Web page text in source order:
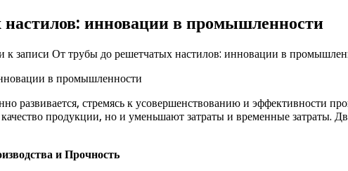
инновации в промышленности
к записи От трубы до решетчатых настилов: инновации в
развивается, стремясь к усовершенствованию и эффективности
качество продукции, но и уменьшают затраты и временные
и Прочность